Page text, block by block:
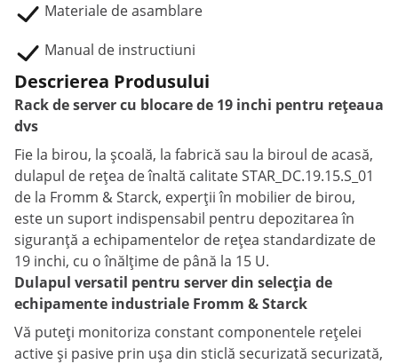
Materiale de asamblare
Manual de instructiuni
Descrierea Produsului
Rack de server cu blocare de 19 inchi pentru rețeaua
dvs
Fie la birou, la școală, la fabrică sau la biroul de acasă,
dulapul de rețea de înaltă calitate STAR_DC.19.15.S_01
de la Fromm & Starck, experții în mobilier de birou,
este un suport indispensabil pentru depozitarea în
siguranță a echipamentelor de rețea standardizate de
19 inchi, cu o înălțime de până la 15 U.
Dulapul versatil pentru server din selecția de
echipamente industriale Fromm & Starck
Vă puteți monitoriza constant componentele rețelei
active și pasive prin ușa din sticlă securizată securizată,